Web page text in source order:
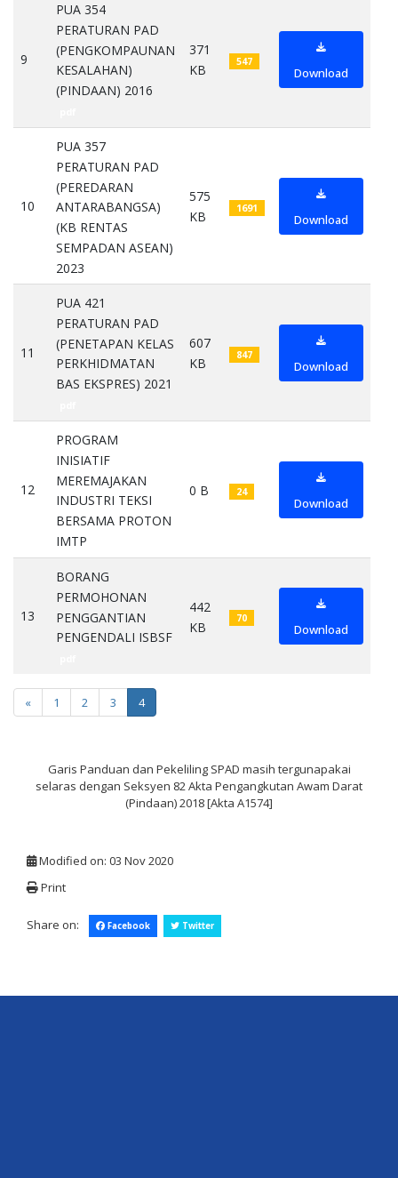
9
PUA 354
PERATURAN PAD
(PENGKOMPAUNAN
KESALAHAN)
(PINDAAN) 2016
371
KB
547
Download
10
PUA 357
PERATURAN PAD
(PEREDARAN
ANTARABANGSA)
(KB RENTAS
SEMPADAN ASEAN)
2023
575
KB
1691
Download
11
PUA 421
PERATURAN PAD
(PENETAPAN KELAS
PERKHIDMATAN
BAS EKSPRES) 2021
607
KB
847
Download
12
PROGRAM
INISIATIF
MEREMAJAKAN
INDUSTRI TEKSI
BERSAMA PROTON
IMTP
0 B 24
Download
13
BORANG
PERMOHONAN
PENGGANTIAN
PENGENDALI ISBSF
442
KB
70
Download
« 1 2 3 4
Garis Panduan dan Pekeliling SPAD masih tergunapakai
selaras dengan Seksyen 82 Akta Pengangkutan Awam Darat
(Pindaan) 2018 [Akta A1574]
Modified on: 03 Nov 2020
Print
Share on: Facebook Twitter